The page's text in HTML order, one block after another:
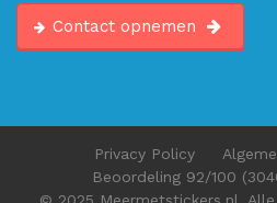
Contact opnemen
Privacy Policy
Beoordeling 92/100